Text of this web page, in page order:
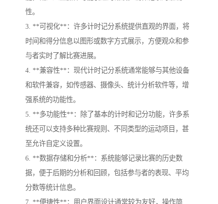
性。
3. **可视化**：许多计时记分系统提供直观的界面，将
时间和得分信息以图形或数字方式展示，方便观众和参
与者实时了解比赛进展。
4. **兼容性**：现代计时记分系统通常能够与其他设备
和软件兼容，如传感器、摄像头、统计分析软件等，增
强系统的功能性。
5. **多功能性**：除了基本的计时和记分功能，许多系
统还可以支持多种比赛规则、不同类型的运动项目，甚
至允许自定义设置。
6. **数据存储和分析**：系统能够记录比赛的历史数
据，便于后期的分析和回顾，包括参与者的表现、平均
分数等统计信息。
7. **便捷性**：用户界面设计通常较为友好，操作简